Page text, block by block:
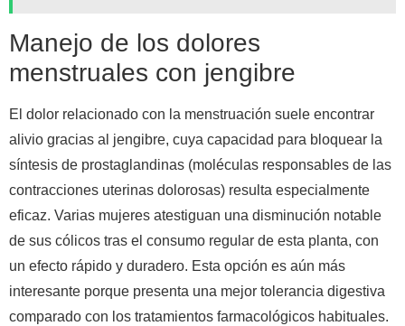
Manejo de los dolores
menstruales con jengibre
El dolor relacionado con la menstruación suele encontrar
alivio gracias al jengibre, cuya capacidad para bloquear la
síntesis de prostaglandinas (moléculas responsables de las
contracciones uterinas dolorosas) resulta especialmente
eficaz. Varias mujeres atestiguan una disminución notable
de sus cólicos tras el consumo regular de esta planta, con
un efecto rápido y duradero. Esta opción es aún más
interesante porque presenta una mejor tolerancia digestiva
comparado con los tratamientos farmacológicos habituales.